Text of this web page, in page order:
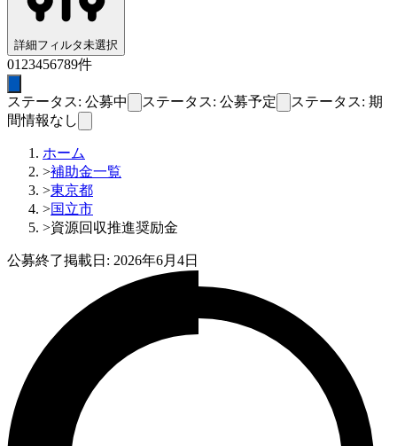
詳細フィルタ未選択
01 23456789件
ステータス: 公募中 ステータス: 公募予定
ステータス: 期
間情報なし
ホーム
>補助金一覧
>東京都
>国立市
>資源回収推進奨励金
公募終了掲載日: 2026年6月4日